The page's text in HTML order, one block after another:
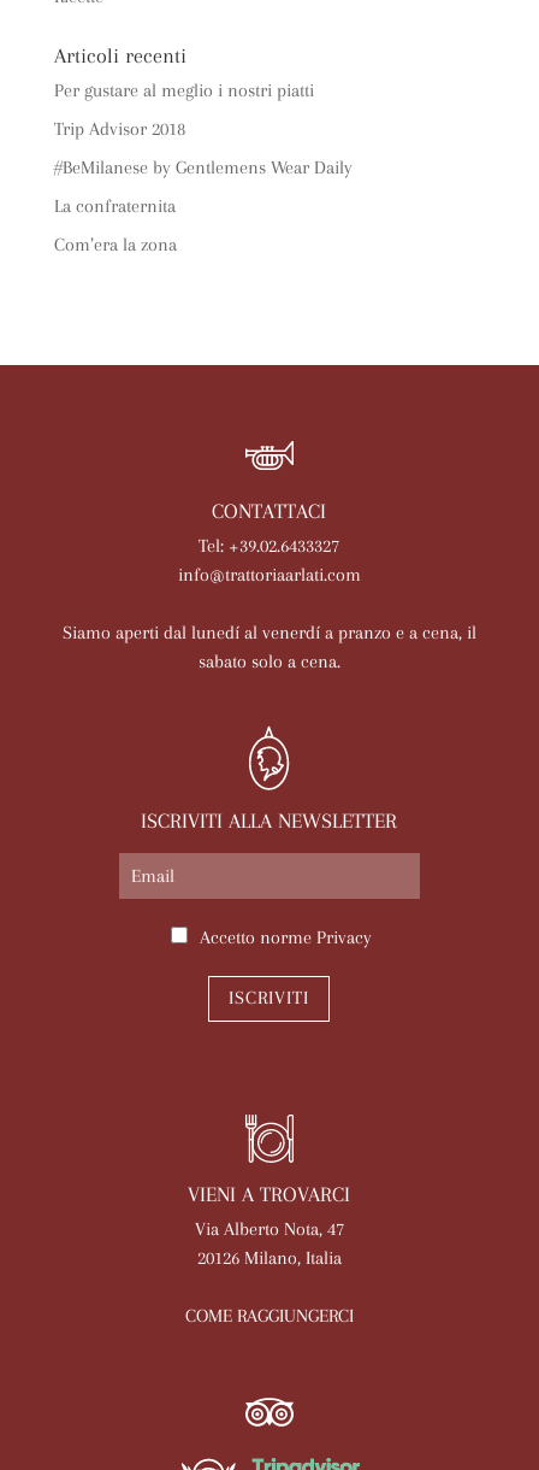
Articoli recenti
Per gustare al meglio i nostri piatti
Trip Advisor 2018
#BeMilanese by Gentlemens Wear Daily
La confraternita
Com’era la zona
CONTATTACI
Tel: +39.02.6433327
info@trattoriaarlati.com
Siamo aperti dal lunedí al venerdí a pranzo e a cena, il
sabato solo a cena.
ISCRIVITI ALLA NEWSLETTER
Accetto norme Privacy
ISCRIVITI
VIENI A TROVARCI
Via Alberto Nota, 47
20126 Milano, Italia
COME RAGGIUNGERCI